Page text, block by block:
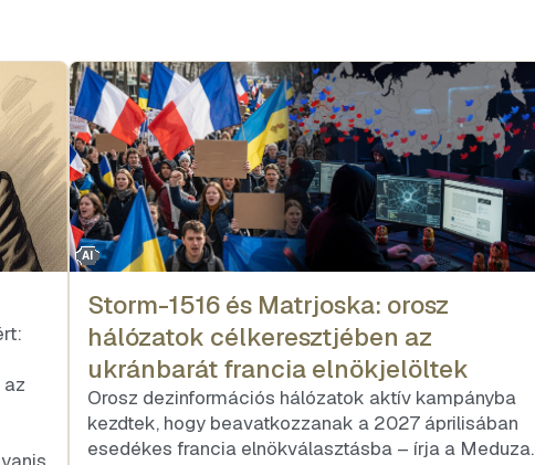
AI
Storm-1516 és Matrjoska: orosz
hálózatok célkeresztjében az
ukránbarát francia elnökjelöltek
Orosz dezinformációs hálózatok aktív kampányba
kezdtek, hogy beavatkozzanak a 2027 áprilisában
esedékes francia elnökválasztásba – írja a Meduza.